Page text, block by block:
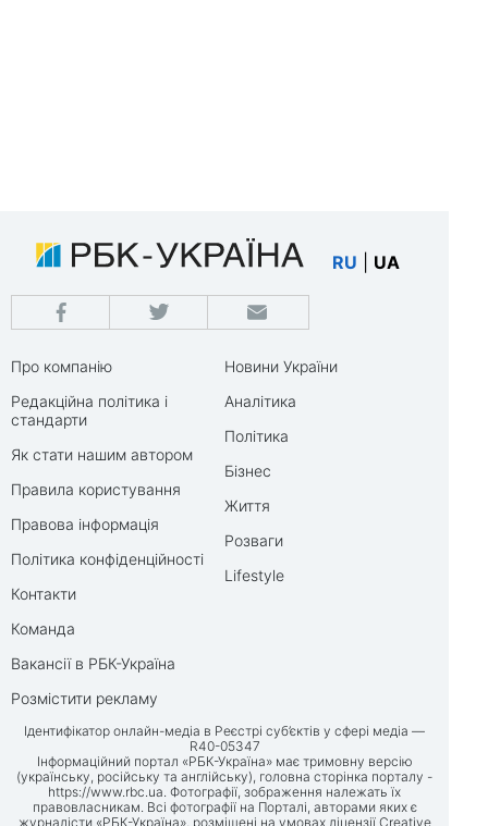
RU UA
Про компанію
Редакційна політика і
стандарти
Як стати нашим автором
Правила користування
Правова інформація
Політика конфіденційності
Контакти
Команда
Вакансії в РБК-Україна
Розмістити рекламу
Новини України
Аналітика
Політика
Бізнес
Життя
Розваги
Lifestyle
Ідентифікатор онлайн-медіа в Реєстрі суб’єктів у сфері медіа —
R40-05347
Інформаційний портал «РБК-Україна» має тримовну версію
(українську, російську та англійську), головна сторінка порталу -
https://www.rbc.ua. Фотографії, зображення належать їх
правовласникам. Всі фотографії на Порталі, авторами яких є
журналісти «РБК-Україна», розміщені на умовах ліцензії Creative